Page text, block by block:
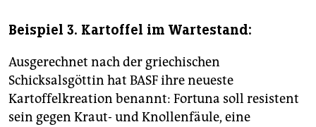
Beispiel 3. Kartoffel im Wartestand:
Ausgerechnet nach der griechischen
Schicksalsgöttin hat BASF ihre neueste
Kartoffelkreation benannt: Fortuna soll resistent
sein gegen Kraut- und Knollenfäule, eine